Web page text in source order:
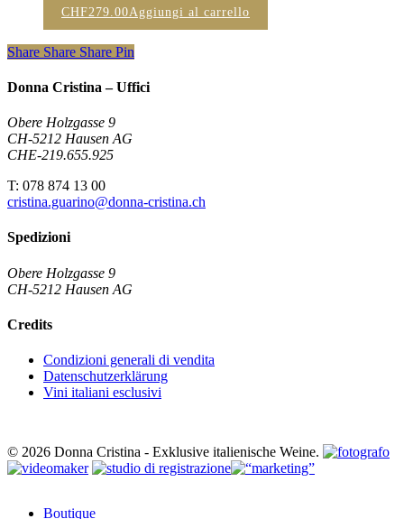
CHF279.00Aggiungi al carrello
Share Share Share Pin
Donna Cristina – Uffici
Obere Holzgasse 9
CH-5212 Hausen AG
CHE-219.655.925
T: 078 874 13 00
cristina.guarino@donna-cristina.ch
Spedizioni
Obere Holzgasse 9
CH-5212 Hausen AG
Credits
Condizioni generali di vendita
Datenschutzerklärung
Vini italiani esclusivi
© 2026 Donna Cristina - Exklusive italienische Weine.
Close Boutique